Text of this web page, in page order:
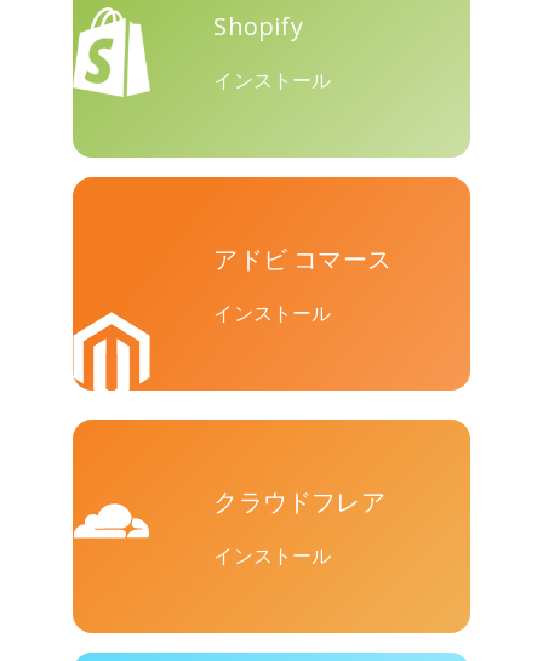
Nextdoor 展望
テンセン
ト
Shopify
インストール
アドビ コマース
インストール
クラウドフレア
インストール